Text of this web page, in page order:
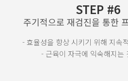
STEP #6
주기적으로 재검진을 통한
- 효율성을 향상 시키기 위해 지속
- 근육이 자극에 익숙해지는